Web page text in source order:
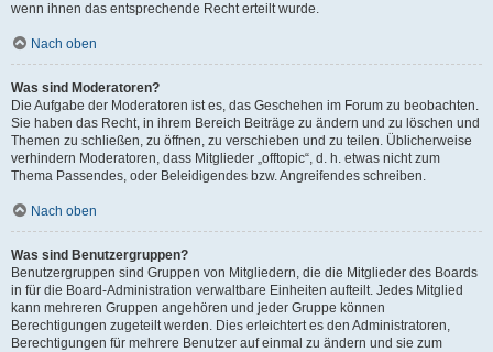
wenn ihnen das entsprechende Recht erteilt wurde.
Nach oben
Was sind Moderatoren?
Die Aufgabe der Moderatoren ist es, das Geschehen im Forum zu beobachten.
Sie haben das Recht, in ihrem Bereich Beiträge zu ändern und zu löschen und
Themen zu schließen, zu öffnen, zu verschieben und zu teilen. Üblicherweise
verhindern Moderatoren, dass Mitglieder „offtopic“, d. h. etwas nicht zum
Thema Passendes, oder Beleidigendes bzw. Angreifendes schreiben.
Nach oben
Was sind Benutzergruppen?
Benutzergruppen sind Gruppen von Mitgliedern, die die Mitglieder des Boards
in für die Board-Administration verwaltbare Einheiten aufteilt. Jedes Mitglied
kann mehreren Gruppen angehören und jeder Gruppe können
Berechtigungen zugeteilt werden. Dies erleichtert es den Administratoren,
Berechtigungen für mehrere Benutzer auf einmal zu ändern und sie zum